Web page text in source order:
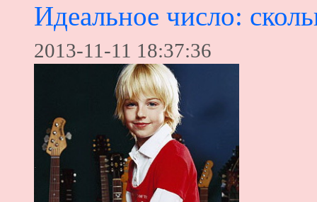
Идеальное число:
2013-11-11 18:37:36